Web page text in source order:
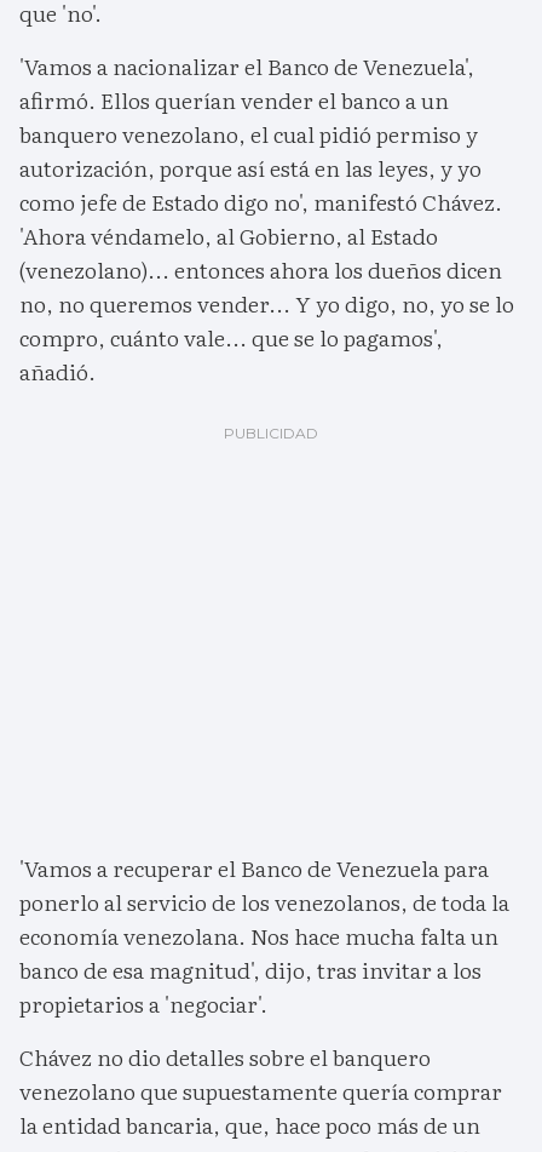
que 'no'.
'Vamos a nacionalizar el Banco de Venezuela',
afirmó. Ellos querían vender el banco a un
banquero venezolano, el cual pidió permiso y
autorización, porque así está en las leyes, y yo
como jefe de Estado digo no', manifestó Chávez.
'Ahora véndamelo, al Gobierno, al Estado
(venezolano)... entonces ahora los dueños dicen
no, no queremos vender... Y yo digo, no, yo se lo
compro, cuánto vale... que se lo pagamos',
añadió.
'Vamos a recuperar el Banco de Venezuela para
ponerlo al servicio de los venezolanos, de toda la
economía venezolana. Nos hace mucha falta un
banco de esa magnitud', dijo, tras invitar a los
propietarios a 'negociar'.
Chávez no dio detalles sobre el banquero
venezolano que supuestamente quería comprar
la entidad bancaria, que, hace poco más de un